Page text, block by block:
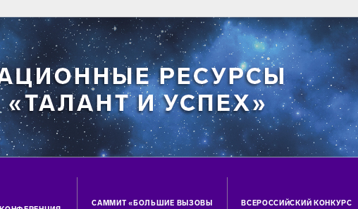
САММИТ «БОЛЬШИЕ ВЫЗОВЫ ВСЕРОССИЙСКИЙ КОНКУРС